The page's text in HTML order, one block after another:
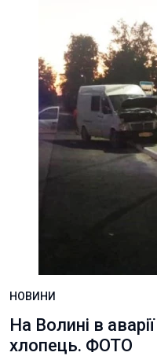
НОВИНИ
На Волині в
хлопець. ФОТО